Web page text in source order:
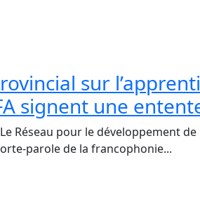
sur
signent une
Le Réseau pour le développement
parole de la francophonie...